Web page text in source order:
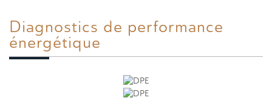
Diagnostics de performance
énergétique